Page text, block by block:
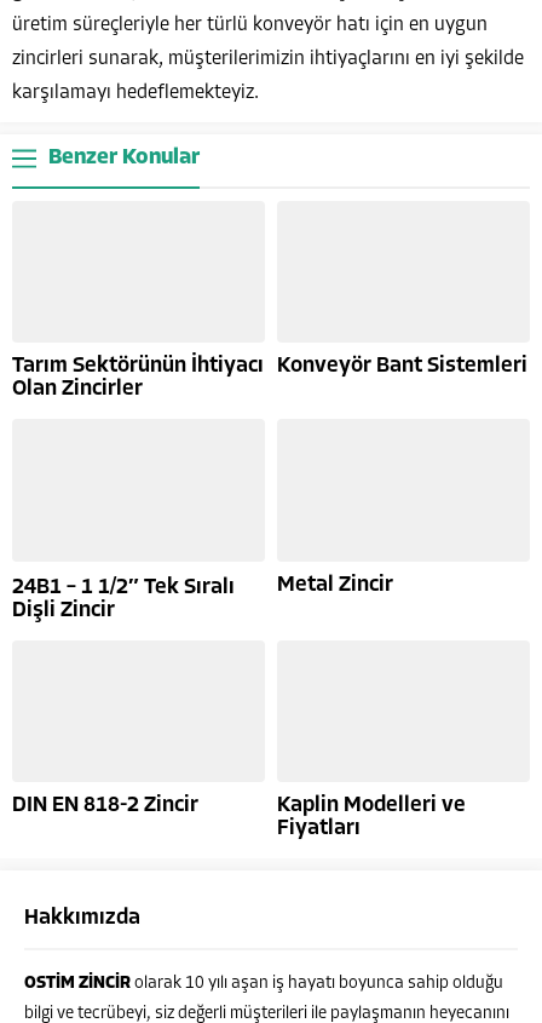
üretim süreçleriyle her türlü konveyör hatı için en uygun
zincirleri sunarak, müşterilerimizin ihtiyaçlarını en iyi şekilde
karşılamayı hedeflemekteyiz.
Benzer Konular
Tarım Sektörünün İhtiyacı
Olan Zincirler
Konveyör Bant Sistemleri
24B1 – 1 1/2″ Tek Sıralı
Dişli Zincir
Metal Zincir
DIN EN 818-2 Zincir
Kaplin Modelleri ve
Fiyatları
Hakkımızda
OSTİM ZİNCİR olarak 10 yılı aşan iş hayatı boyunca sahip olduğu
bilgi ve tecrübeyi, siz değerli müşterileri ile paylaşmanın heyecanını